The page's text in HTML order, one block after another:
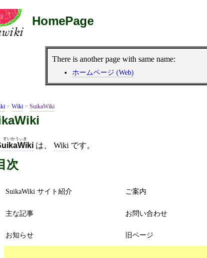
HomePage
There is another page with same name:
ホームページ (Web)
> Wiki > SuikaWiki
すいかうぃき
は、 Wiki です。
次
SuikaWiki サイト紹介
主な記事
お知らせ
ご案内
お問い合わせ
旧ページ